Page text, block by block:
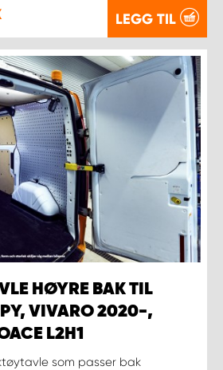
LEGG TIL
HØYRE BAK TIL
VIVARO 2020-,
L2H1
som passer bak